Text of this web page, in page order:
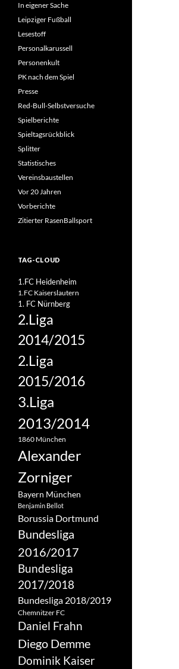
In eigener Sache
Leipziger Fußball
Lesestoff
Personalkarussell
Personenkult
PK nach dem Spiel
Presse
Red-Bull-Selbstversuche
Spielberichte
Spieltagsrückblick
Splitter
Statistisches
Vereinsbaustellen
Vor 20 Jahren
Vorberichte
Zitierter RasenBallsport
TAG-CLOUD
1.FC Heidenheim
1.FC Kaiserslautern
1. FC Nürnberg
2.Liga
2014/2015
2.Liga
2015/2016
3.Liga
2013/2014
1860 München
Alexander
Zorniger
Bayern München
Benjamin Bellot
Borussia Dortmund
Bundesliga
2016/2017
Bundesliga
2017/2018
Bundesliga 2018/2019
Chemnitzer FC
Daniel Frahn
Diego Demme
Dominik Kaiser